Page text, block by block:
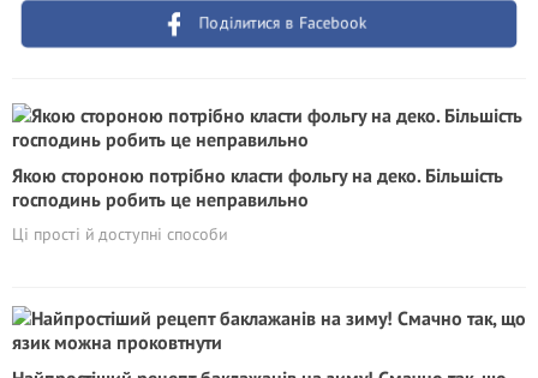
Поділитися в Facebook
Якою стороною потрібно класти фольгу на деко. Більшість
господинь робить це неправильно
Ці прості й доступні способи